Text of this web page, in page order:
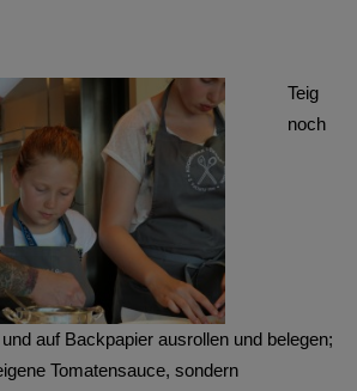
Teig
noch
auf Backpapier ausrollen und belegen;
Tomatensauce, sondern